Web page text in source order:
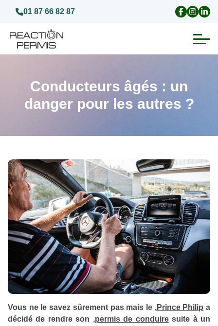
01 87 66 82 87
Invalidation du permis de conduire
Visite médicale test psychotechnique
Conducteurs âgés : un
danger pour les autres ?
Vous ne le savez sûrement pas mais le ,Prince Philip a
décidé de rendre son ,permis de conduiresuite à un